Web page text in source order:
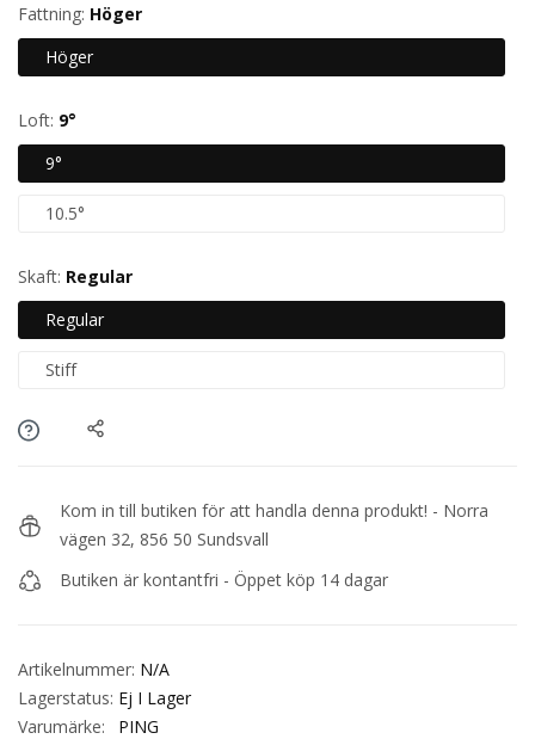
Fattning: Höger
Höger
Loft: 9°
9°
10.5°
Skaft: Regular
Regular
Stiff
Kom in till butiken för att handla denna produkt! - Norra
vägen 32, 856 50 Sundsvall
Butiken är kontantfri - Öppet köp 14 dagar
Artikelnummer: N/A
Lagerstatus: Ej I Lager
Varumärke:
PING